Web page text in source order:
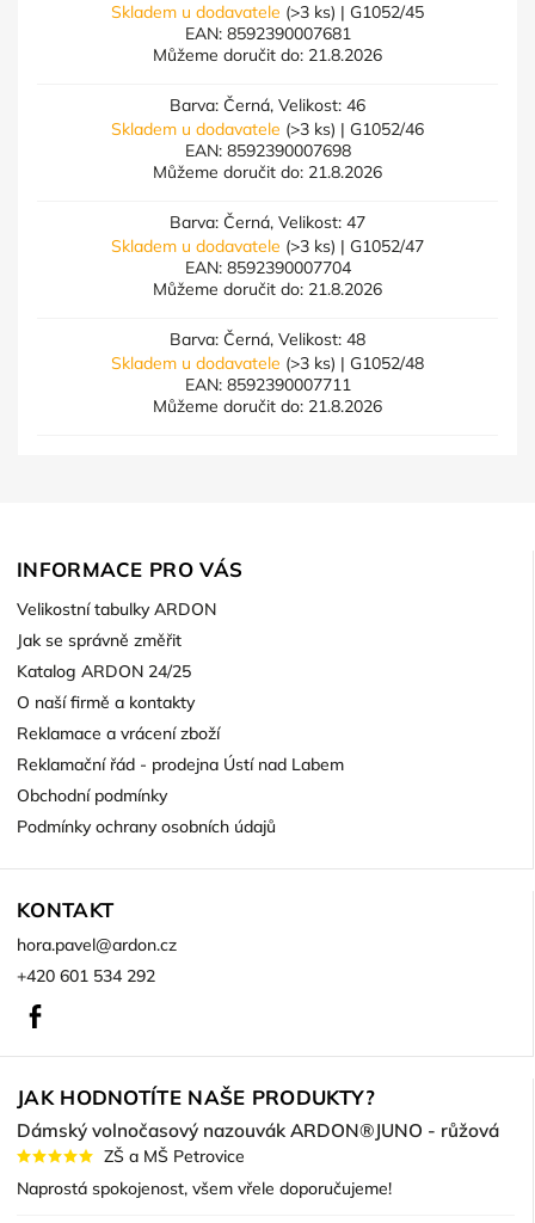
Skladem u dodavatele (>3 ks) | G1052/45
EAN: 8592390007681
Můžeme doručit do: 21.8.2026
Barva: Černá, Velikost: 46
Skladem u dodavatele (>3 ks) | G1052/46
EAN: 8592390007698
Můžeme doručit do: 21.8.2026
Barva: Černá, Velikost: 47
Skladem u dodavatele (>3 ks) | G1052/47
EAN: 8592390007704
Můžeme doručit do: 21.8.2026
Barva: Černá, Velikost: 48
Skladem u dodavatele (>3 ks) | G1052/48
EAN: 8592390007711
Můžeme doručit do: 21.8.2026
INFORMACE PRO VÁS
Velikostní tabulky ARDON
Jak se správně změřit
Katalog ARDON 24/25
O naší firmě a kontakty
Reklamace a vrácení zboží
Reklamační řád - prodejna Ústí nad Labem
Obchodní podmínky
Podmínky ochrany osobních údajů
KONTAKT
hora.pavel@ardon.cz
+420 601 534 292
JAK HODNOTÍTE NAŠE PRODUKTY?
Dámský volnočasový nazouvák ARDON®JUNO - růžová
ZŠ a MŠ Petrovice
Naprostá spokojenost, všem vřele doporučujeme!